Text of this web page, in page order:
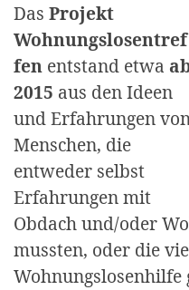
Das Projekt
Wohnungslosentref
fen entstand etwa
2015 aus den Ideen
und Erfahrungen
Menschen, die
entweder selbst
Erfahrungen mit
Obdach und/oder
mussten, oder die
Wohnungslosenhilfe